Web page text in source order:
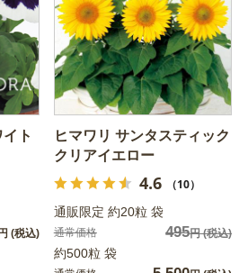
ト
(税込)
ヒマワリ サンタスティック
クリアイエロー
4.6 （10）
通販限定 約20粒 袋
通常価格 495円(税込)
約500粒 袋